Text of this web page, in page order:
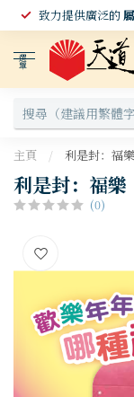
致力提供廣泛的
選
單
主頁 / 利是封：福
利是封：福樂
(0)